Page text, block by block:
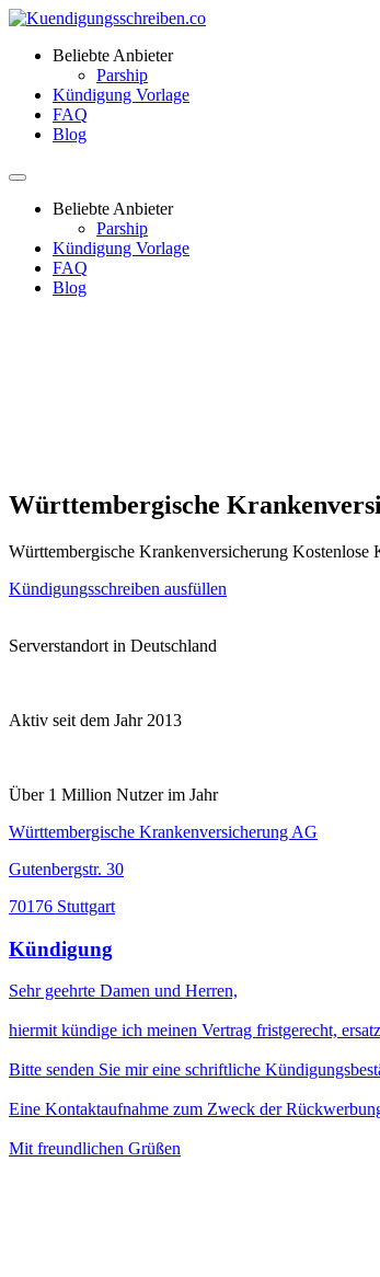
Beliebte Anbieter
Parship
Kündigung Vorlage
FAQ
Blog
Beliebte Anbieter
Parship
Kündigung Vorlage
FAQ
Blog
Württembergische
Württembergische Krankenversicherung
Kündigungsschreiben ausfüllen
Serverstandort in Deutschland
Aktiv seit dem Jahr 2013
Über 1 Million Nutzer im Jahr
Württembergische Krankenversicherung AG
Gutenbergstr. 30
70176 Stuttgart
Kündigung
Sehr geehrte Damen und Herren,
hiermit kündige ich meinen Vertrag fristgerecht,
Bitte senden Sie mir eine schriftliche
Eine Kontaktaufnahme zum Zweck der
Mit freundlichen Grüßen